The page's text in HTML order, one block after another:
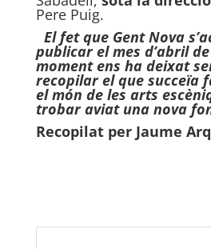
Pere Puig.
El fet que Gent Nova
publicar el mes d’abril
moment ens ha deixat
recopilar el que succeïa
el món de les arts
trobar aviat una nova
Recopilat per Jaume